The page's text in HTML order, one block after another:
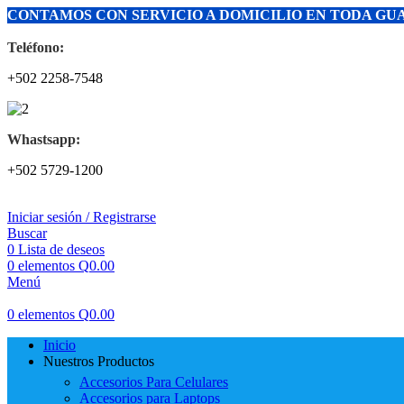
CONTAMOS CON SERVICIO A DOMICILIO EN TODA
Teléfono:
+502 2258-7548
Whastsapp:
+502 5729-1200
Iniciar sesión / Registrarse
Buscar
0 Lista de deseos
0 elementos Q0.00
Menú
0 elementos Q0.00
Inicio
Nuestros Productos
Accesorios Para Celulares
Accesorios para Laptops